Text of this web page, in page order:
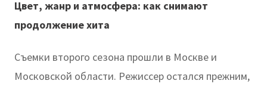
Цвет, жанр и атмосфера: как снимают
продолжение хита
Съемки второго сезона прошли в Москве и
Московской области. Режиссер остался прежним,